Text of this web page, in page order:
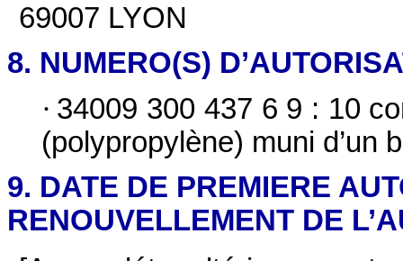
69007 LYON
8. NUMERO(S)
· 34009 300 437 6 9 : 10
(polypropylène) muni d’un
9. DATE DE PREMIERE
RENOUVELLEMENT DE